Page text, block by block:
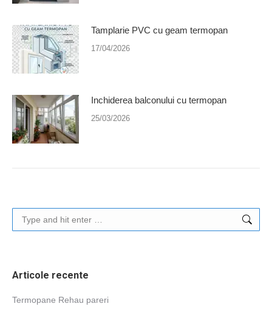
Tamplarie PVC cu geam termopan
17/04/2026
Inchiderea balconului cu termopan
25/03/2026
Search:
Articole recente
Termopane Rehau pareri